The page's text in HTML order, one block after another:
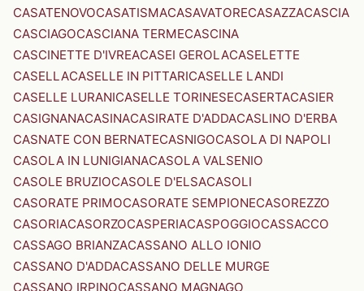
CASATENOVOCASATISMACASAVATORECASAZZACASCIA
CASCIAGOCASCIANA TERMECASCINA
CASCINETTE D'IVREACASEI GEROLACASELETTE
CASELLACASELLE IN PITTARICASELLE LANDI
CASELLE LURANICASELLE TORINESECASERTACASIER
CASIGNANACASINACASIRATE D'ADDACASLINO D'ERBA
CASNATE CON BERNATECASNIGOCASOLA DI NAPOLI
CASOLA IN LUNIGIANACASOLA VALSENIO
CASOLE BRUZIOCASOLE D'ELSACASOLI
CASORATE PRIMOCASORATE SEMPIONECASOREZZO
CASORIACASORZOCASPERIACASPOGGIOCASSACCO
CASSAGO BRIANZACASSANO ALLO IONIO
CASSANO D'ADDACASSANO DELLE MURGE
CASSANO IRPINOCASSANO MAGNAGO